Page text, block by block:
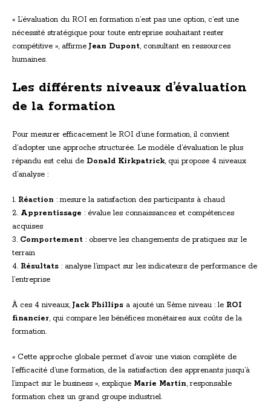
« L’évaluation du ROI en formation n’est pas une option, c’est une
nécessité stratégique pour toute entreprise souhaitant rester
compétitive », affirmeJean Dupont, consultant en ressources
humaines.
Les différents niveaux d’évaluation
de la formation
Pour mesurer efficacement le ROI d’une formation, il convient
d’adopter une approche structurée. Le modèle d’évaluation le plus
répandu est celui de Donald Kirkpatrick, qui propose 4 niveaux
d’analyse :
1. Réaction : mesure la satisfaction des participants à chaud
2. Apprentissage : évalue les connaissances et compétences
acquises
3. Comportement : observe les changements de pratiques sur le
terrain
4. Résultats : analyse l’impact sur les indicateurs de performance de
l’entreprise
À ces 4 niveaux,Jack Phillips a ajouté un 5ème niveau : le ROI
financier, qui compare les bénéfices monétaires aux coûts de la
formation.
« Cette approche globale permet d’avoir une vision complète de
l’efficacité d’une formation, de la satisfaction des apprenants jusqu’à
l’impact sur le business », explique Marie Martin, responsable
formation chez un grand groupe industriel.